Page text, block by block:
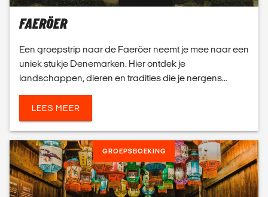
FAERÖER
Een groepstrip naar de Faeröer neemt je mee naar een
uniek stukje Denemarken. Hier ontdek je
landschappen, dieren en tradities die je nergens
avont...LEES MEER
GROEPSBOEKING